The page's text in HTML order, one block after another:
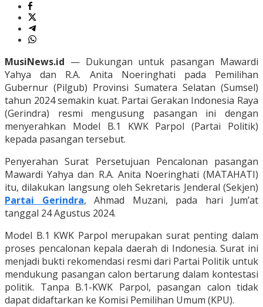
MusiNews.id — Dukungan untuk pasangan Mawardi
Yahya dan R.A. Anita Noeringhati pada Pemilihan
Gubernur (Pilgub) Provinsi Sumatera Selatan (Sumsel)
tahun 2024 semakin kuat. Partai Gerakan Indonesia Raya
(Gerindra) resmi mengusung pasangan ini dengan
menyerahkan Model B.1 KWK Parpol (Partai Politik)
kepada pasangan tersebut.
Penyerahan Surat Persetujuan Pencalonan pasangan
Mawardi Yahya dan R.A. Anita Noeringhati (MATAHATI)
itu, dilakukan langsung oleh Sekretaris Jenderal (Sekjen)
Partai Gerindra, Ahmad Muzani, pada hari Jum’at
tanggal 24 Agustus 2024.
Model B.1 KWK Parpol merupakan surat penting dalam
proses pencalonan kepala daerah di Indonesia. Surat ini
menjadi bukti rekomendasi resmi dari Partai Politik untuk
mendukung pasangan calon bertarung dalam kontestasi
politik. Tanpa B.1-KWK Parpol, pasangan calon tidak
dapat didaftarkan ke Komisi Pemilihan Umum (KPU).